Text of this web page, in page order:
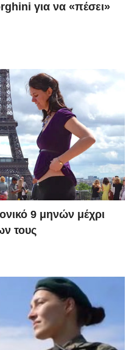
για να «πέσει»
9 μηνών μέχρι
τους